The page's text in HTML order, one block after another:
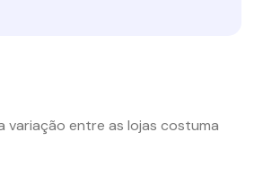
variação entre as lojas costuma